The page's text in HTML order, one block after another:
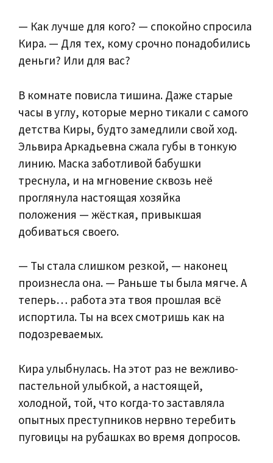
— Как лучше для кого? — спокойно спросила
Кира. — Для тех, кому срочно понадобились
деньги? Или для вас?
В комнате повисла тишина. Даже старые
часы в углу, которые мерно тикали с самого
детства Киры, будто замедлили свой ход.
Эльвира Аркадьевна сжала губы в тонкую
линию. Маска заботливой бабушки
треснула, и на мгновение сквозь неё
проглянула настоящая хозяйка
положения — жёсткая, привыкшая
добиваться своего.
— Ты стала слишком резкой, — наконец
произнесла она. — Раньше ты была мягче. А
теперь… работа эта твоя прошлая всё
испортила. Ты на всех смотришь как на
подозреваемых.
Кира улыбнулась. На этот раз не вежливо-
пастельной улыбкой, а настоящей,
холодной, той, что когда-то заставляла
опытных преступников нервно теребить
пуговицы на рубашках во время допросов.